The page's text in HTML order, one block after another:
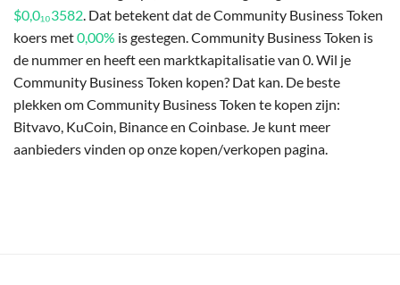
$0,0₁₀3582. Dat betekent dat de Community Business Token
koers met0,00% is gestegen. Community Business Token is
de nummer en heeft een marktkapitalisatie van 0. Wil je
Community Business Token kopen? Dat kan. De beste
plekken om Community Business Token te kopen zijn:
Bitvavo, KuCoin, Binance en Coinbase. Je kunt meer
aanbieders vinden op onze kopen/verkopen pagina.